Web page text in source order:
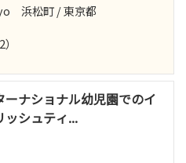
浜松町 / 東京都
ーナショナル幼児園でのイ
ッシュティ...